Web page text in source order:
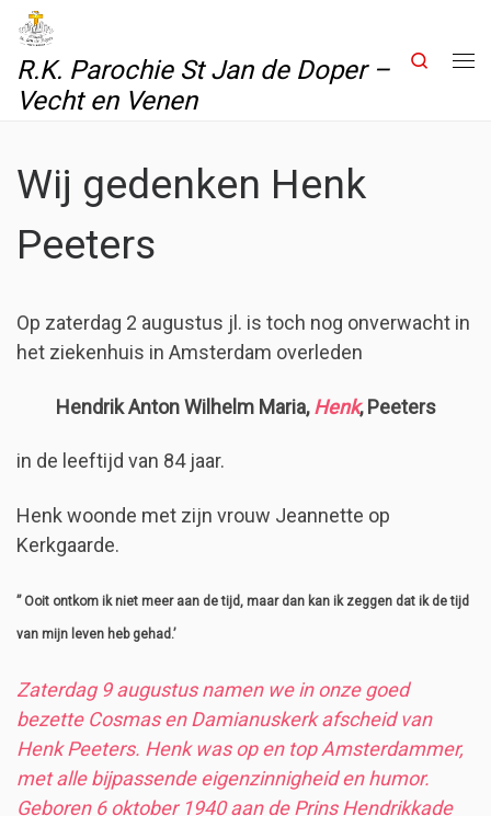
Skip to content
R.K. Parochie St Jan de Doper –
Vecht en Venen
Search
Wij gedenken Henk
Peeters
Op zaterdag 2 augustus jl. is toch nog onverwacht in
het ziekenhuis in Amsterdam overleden
Hendrik Anton Wilhelm Maria,Henk, Peeters
in de leeftijd van 84 jaar.
Henk woonde met zijn vrouw Jeannette op
Kerkgaarde.
” Ooit ontkom ik niet meer aan de tijd, maar dan kan ik zeggen dat ik de tijd
van mijn leven heb gehad.’
Zaterdag 9 augustus namen we in onze goed
bezette Cosmas en Damianuskerk afscheid van
Henk Peeters. Henk was op en top Amsterdammer,
met alle bijpassende eigenzinnigheid en humor.
Geboren 6 oktober 1940 aan de Prins Hendrikkade